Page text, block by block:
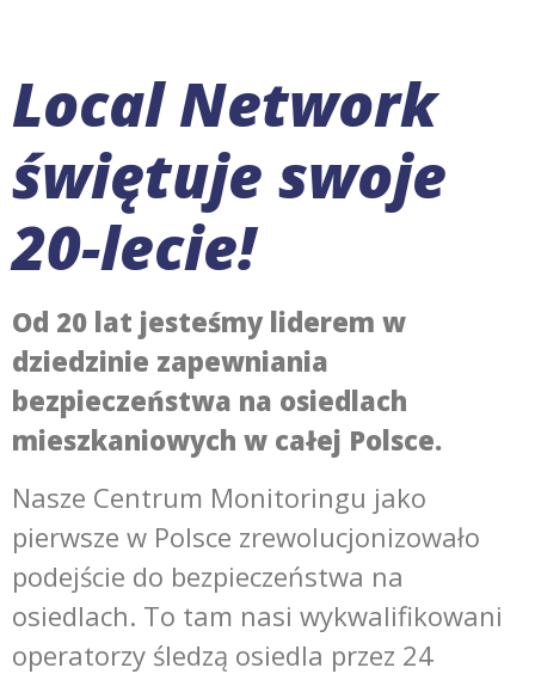
Local Network
świętuje swoje
20-lecie!
Od 20 lat jesteśmy liderem w
dziedzinie zapewniania
bezpieczeństwa na osiedlach
mieszkaniowych w całej Polsce.
Nasze Centrum Monitoringu jako
pierwsze w Polsce zrewolucjonizowało
podejście do bezpieczeństwa na
osiedlach. To tam nasi wykwalifikowani
operatorzy śledzą osiedla przez 24